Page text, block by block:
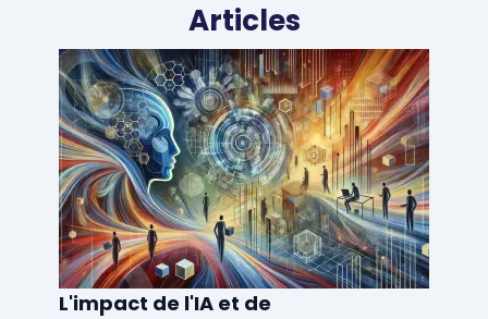
Articles
L'impact de l'IA et de